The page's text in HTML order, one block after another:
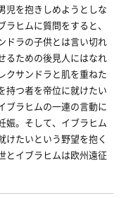
児を抱きしめようとしな
ヒムに質問をすると、
ドラの子供とは言い切れ
るための後見人にはなれ
クサンドラと肌を重ねた
持つ者を帝位に就けたい
ブラヒムの一連の言動に
娠。そして、イブラヒム
けたいという野望を抱く
とイブラヒムは欧州遠征